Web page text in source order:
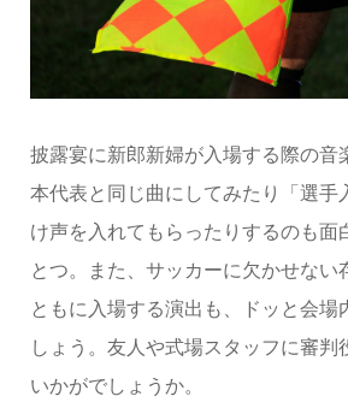
披露宴に新郎新婦が入場する際の音
本代表と同じ曲にしてみたり「選手
け声を入れてもらったりするのも面
とつ。また、サッカーに欠かせない
ともに入場する演出も、ドッと会場
しょう。友人や式場スタッフに審判
いかがでしょうか。